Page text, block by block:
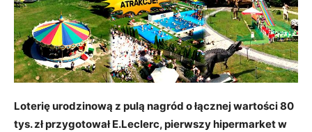
Loterię urodzinową z pulą nagród o łącznej wartości 80
tys. zł przygotował E.Leclerc, pierwszy hipermarket w